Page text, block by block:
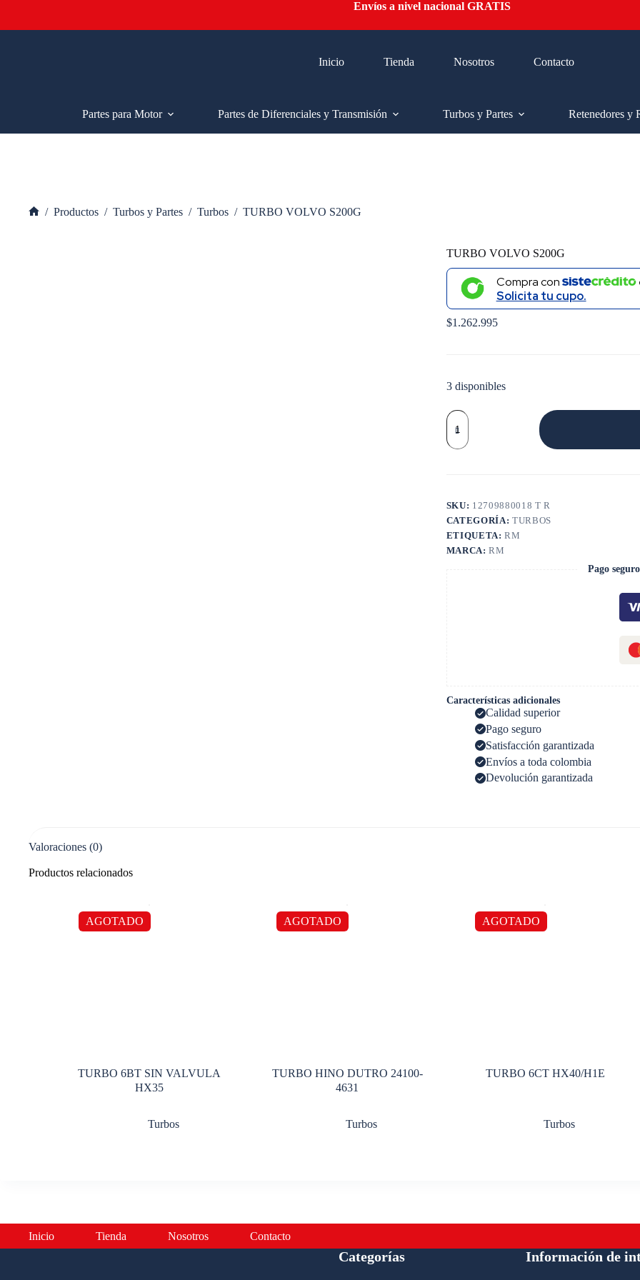
contenido
Envíos a nivel nacional GRATIS
Inicio Tienda Nosotros Contacto
Partes para Motor
Partes de Diferenciales y Transmisión Turbos y Partes Retenedores y
/ Productos / Turbos y Partes / Turbos / TURBO VOLVO S200G
TURBO VOLVO S200G
Compra con
Solicita tu cupo.
$1.262.995
3 disponibles
TURBO
VOLVO
S200G
cantidad
SKU: 12709880018 T R
CATEGORÍA: TURBOS
ETIQUETA:RM
MARCA:RM
Pago
Características adicionales
Calidad superior
Pago seguro
Satisfacción garantizada
Envíos a toda colombia
Devolución garantizada
Valoraciones (0)
Productos relacionados
AGOTADO
TURBO 6BT SIN VALVULA
HX35
Turbos
AGOTADO
TURBO HINO DUTRO 24100-
4631
Turbos
AGOTADO
TURBO 6CT HX40/H1E
Turbos
Inicio Tienda Nosotros Contacto
Categorías Información de